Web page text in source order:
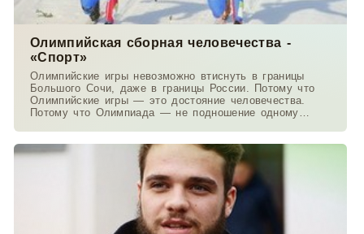
Олимпийская сборная человечества -
«Спорт»
Олимпийские игры невозможно втиснуть в границы
Большого Сочи, даже в границы России. Потому что
Олимпийские игры — это достояние человечества.
Потому что Олимпиада — не подношение одному